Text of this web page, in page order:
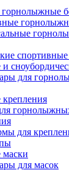
горнолыжные
спортивные
для
для
для масок